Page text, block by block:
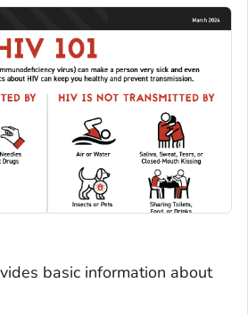
basic information about